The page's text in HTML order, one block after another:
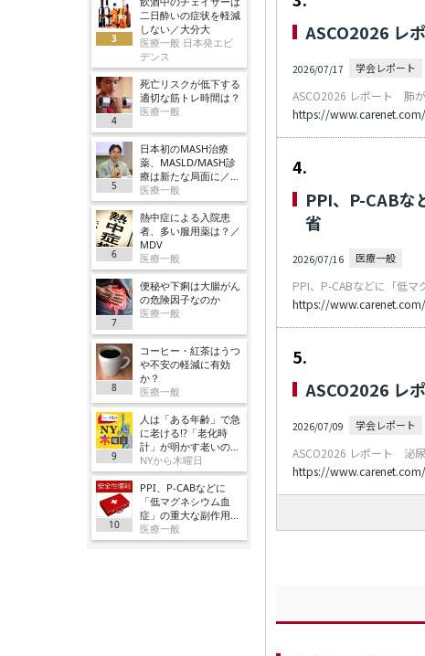
3
二日酔いの症状を軽減
しない／大分大
医療一般 日本発エビ
デンス
4
死亡リスクが低下する
適切な筋トレ時間は？
医療一般
5
日本初のMASH治療
薬、MASLD/MASH診
療は新たな局面に／ノ
ボ
医療一般
6
熱中症による入院患
者、多い服用薬は？／
MDV
医療一般
7
便秘や下痢は大腸がん
の危険因子なのか
医療一般
8
コーヒー・紅茶はうつ
や不安の軽減に有効
か？
医療一般
9
人は「ある年齢」で急
に老ける!?「老化時
計」が明かす老いの正
体
NYから木曜日
10
PPI、P-CABなどに
「低マグネシウム血
症」の重大な副作用追
加／厚労省
医療一般
ASCO2026 レ
2026/07/17 学会レポート
ASCO2026 レポート 肺
https://
4.
PPI、P-CABな
省
2026/07/16 医療一般
PPI、P-CABなどに「低
https://
5.
ASCO2026 レ
2026/07/09 学会レポート
ASCO2026 レポート 泌
https://